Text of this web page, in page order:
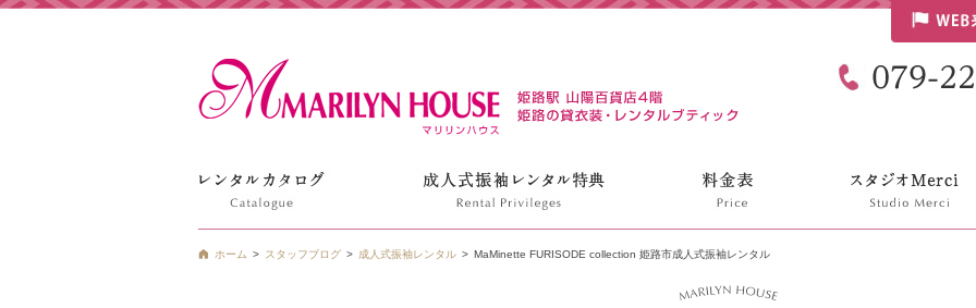
ホーム スタッフブログ 成人式振袖レンタル MaMinette FURISODE collection 姫路市成人式振袖レンタル